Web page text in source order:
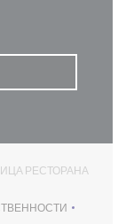
РЕСТОРАНА
В НОВОМ ОКНЕ))